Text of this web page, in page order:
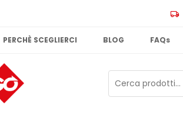
PERCHÈ SCEGLIERCI BLOG FAQs